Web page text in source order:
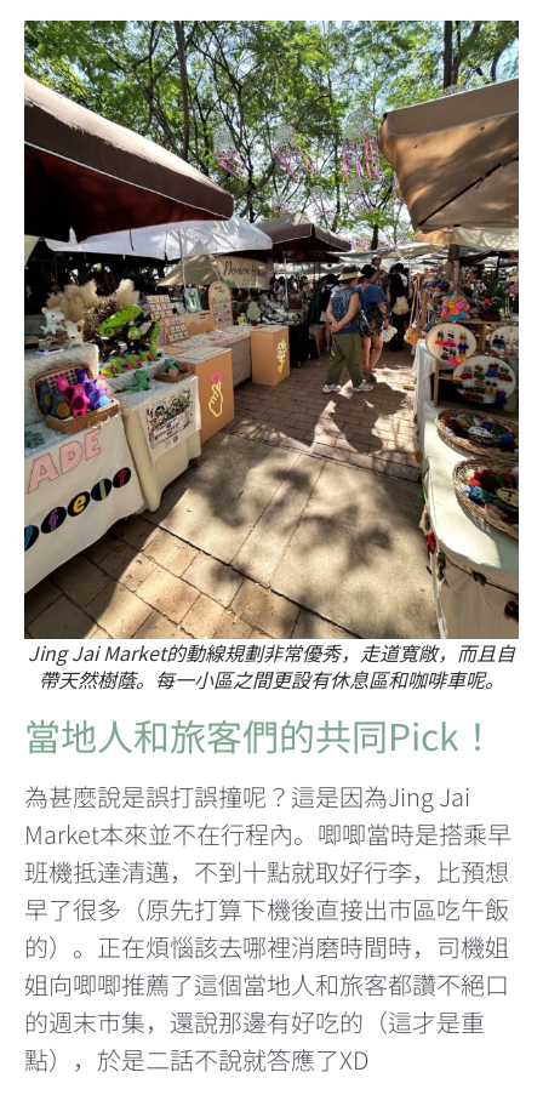
Jing Jai Market的動線規劃非常優秀，走道寬敞，而且自
帶天然樹蔭。每一小區之間更設有休息區和咖啡車呢。
當地人和旅客們的共同Pick！
為甚麼說是誤打誤撞呢？這是因為Jing Jai
Market本來並不在行程內。唧唧當時是搭乘早
班機抵達清邁，不到十點就取好行李，比預想
早了很多（原先打算下機後直接出市區吃午飯
的）。正在煩惱該去哪裡消磨時間時，司機姐
姐向唧唧推薦了這個當地人和旅客都讚不絕口
的週末市集，還說那邊有好吃的（這才是重
點），於是二話不說就答應了XD